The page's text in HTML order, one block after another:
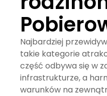
Najbardziej
takie kategorie
część odbywa się w
infrastrukturze, a
warunków na